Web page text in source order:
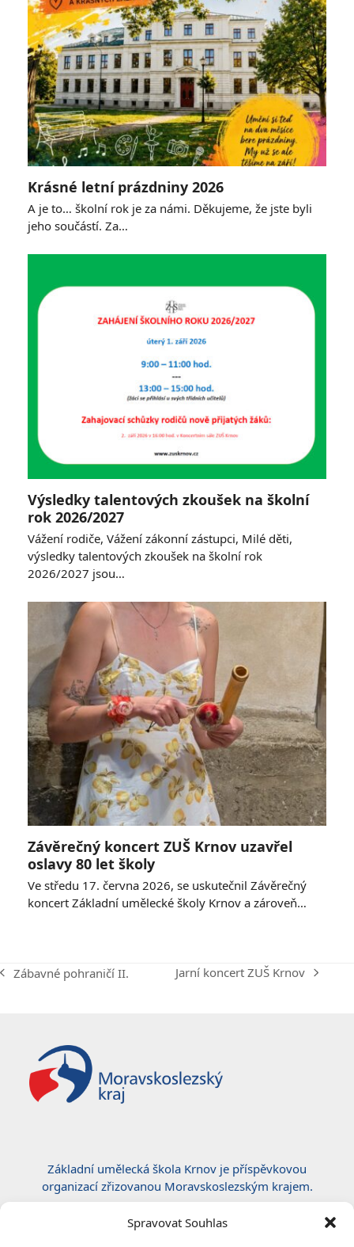
Spravovat Souhlas
Krásné letní prázdniny 2026
A je to… školní rok je za námi. Děkujeme, že jste byli
jeho součástí. Za…
Výsledky talentových zkoušek na školní
rok 2026/2027
Vážení rodiče, Vážení zákonní zástupci, Milé děti,
výsledky talentových zkoušek na školní rok
2026/2027 jsou…
Závěrečný koncert ZUŠ Krnov uzavřel
oslavy 80 let školy
Ve středu 17. června 2026, se uskutečnil Závěrečný
koncert Základní umělecké školy Krnov a zároveň…
previous
Zábavné pohraničí II.
next
Jarní koncert ZUŠ Krnov
Základní umělecká škola Krnov je příspěvkovou
organizací zřizovanou Moravskoslezským krajem.
Certifikace ČSN EN ISO 50001:2019